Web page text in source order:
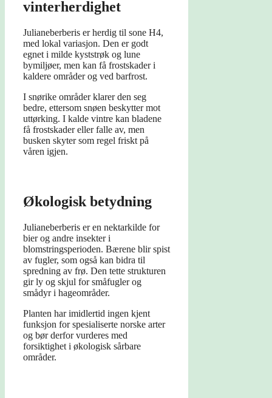
vinterherdighet
Julianeberberis er herdig til sone H4,
med lokal variasjon. Den er godt
egnet i milde kyststrøk og lune
bymiljøer, men kan få frostskader i
kaldere områder og ved barfrost.
I snørike områder klarer den seg
bedre, ettersom snøen beskytter mot
uttørking. I kalde vintre kan bladene
få frostskader eller falle av, men
busken skyter som regel friskt på
våren igjen.
Økologisk betydning
Julianeberberis er en nektarkilde for
bier og andre insekter i
blomstringsperioden. Bærene blir spist
av fugler, som også kan bidra til
spredning av frø. Den tette strukturen
gir ly og skjul for småfugler og
smådyr i hageområder.
Planten har imidlertid ingen kjent
funksjon for spesialiserte norske arter
og bør derfor vurderes med
forsiktighet i økologisk sårbare
områder.